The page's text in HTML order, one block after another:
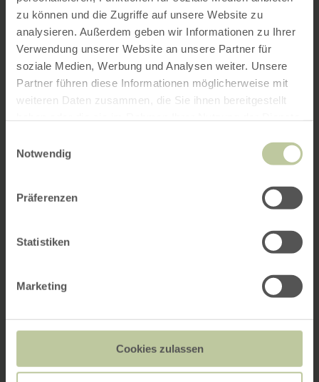
zu können und die Zugriffe auf unsere Website zu
analysieren. Außerdem geben wir Informationen zu Ihrer
Verwendung unserer Website an unsere Partner für
soziale Medien, Werbung und Analysen weiter. Unsere
Partner führen diese Informationen möglicherweise mit
weiteren Daten zusammen, die Sie ihnen bereitgestellt
Notwendig
Präferenzen
Statistiken
Marketing
Cookies zulassen